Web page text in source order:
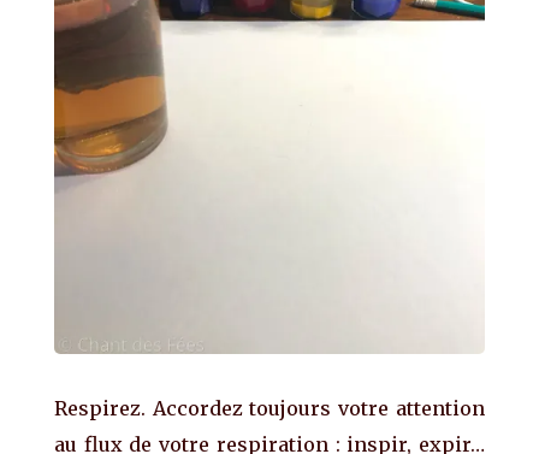
Respirez. Accordez toujours votre attention
au flux de votre respiration : inspir, expir…